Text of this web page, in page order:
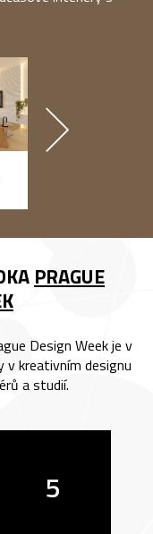
PRAGUE
Design Week je v
v kreativním designu
a studií.
5